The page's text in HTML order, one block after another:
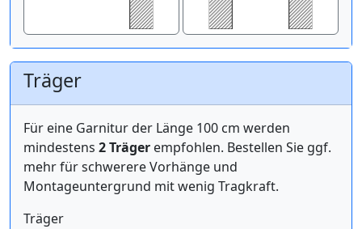
Träger
Für eine Garnitur der Länge 100 cm werden
mindestens 2 Träger empfohlen. Bestellen Sie ggf.
mehr für schwerere Vorhänge und
Montageuntergrund mit wenig Tragkraft.
Träger